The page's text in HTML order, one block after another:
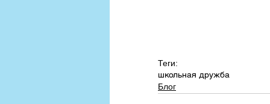
Теги:
школьная дружба
Блог